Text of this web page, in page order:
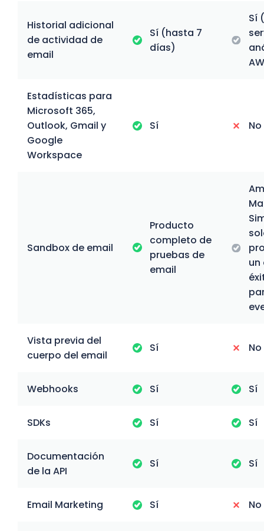
Historial adicional
de actividad de
email
Sí (hasta 7
días)
Sí
Estadísticas para
Microsoft 365,
Outlook, Gmail y
Google
Workspace
Sí No
Sandbox de email
Producto
completo de
pruebas de
email
un
Vista previa del
cuerpo del email
Sí No
Webhooks Sí Sí
SDKs Sí Sí
Documentación
de la API
Sí Sí
Email Marketing Sí No